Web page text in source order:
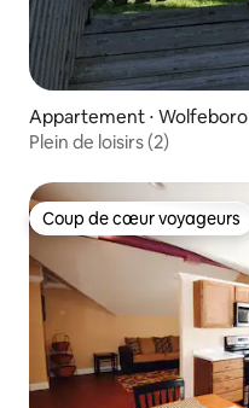
Appartement ⋅ Wolfeboro
Plein de loisirs (2)
Coup de cœur voyageurs
Coup de cœur voyageurs